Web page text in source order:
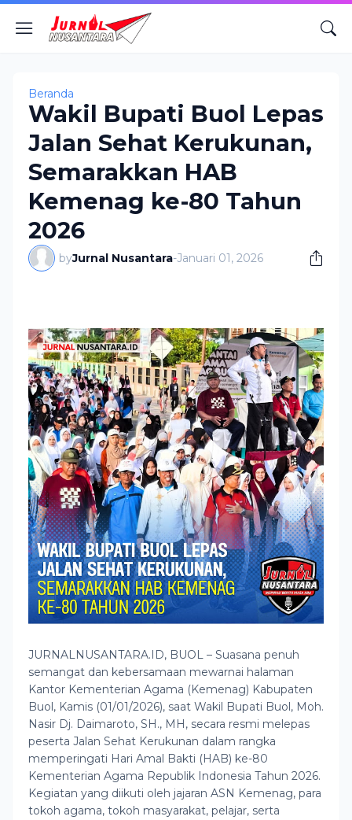
Beranda
Wakil Bupati Buol Lepas
Jalan Sehat Kerukunan,
Semarakkan HAB
Kemenag ke-80 Tahun
2026
byJurnal Nusantara-Januari 01, 2026
JURNALNUSANTARA.ID, BUOL – Suasana penuh
semangat dan kebersamaan mewarnai halaman
Kantor Kementerian Agama (Kemenag) Kabupaten
Buol, Kamis (01/01/2026), saat Wakil Bupati Buol, Moh.
Nasir Dj. Daimaroto, SH., MH, secara resmi melepas
peserta Jalan Sehat Kerukunan dalam rangka
memperingati Hari Amal Bakti (HAB) ke-80
Kementerian Agama Republik Indonesia Tahun 2026.
Kegiatan yang diikuti oleh jajaran ASN Kemenag, para
tokoh agama, tokoh masyarakat, pelajar, serta